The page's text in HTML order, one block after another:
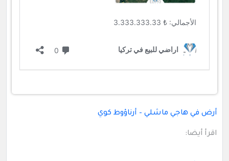
أرض في هاجي ماشلي – أرناؤوط كوي
اقرأ أيضا: